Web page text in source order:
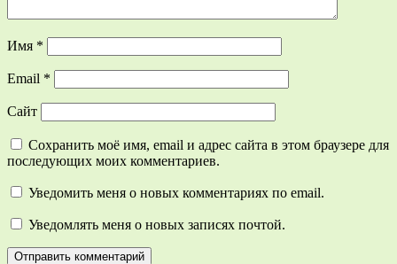
Имя *
Email *
Сайт
Сохранить моё имя, email и адрес сайта в этом браузере для
последующих моих комментариев.
Уведомить меня о новых комментариях по email.
Уведомлять меня о новых записях почтой.